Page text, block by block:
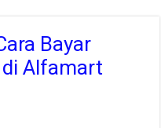
Bayar
Alfamart